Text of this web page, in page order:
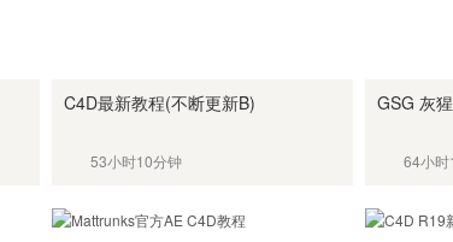
C4D最新教程(不断更新B)
53小时10分钟
GSG 灰
64小